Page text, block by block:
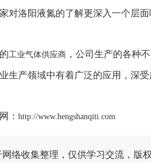
洛阳液氮的了解更深入一个层面
工业气体供应商 ，公司生产的各种
生产领域中有着广泛的应用，深
： http://www.hengshanqiti.com
络收集整理，仅供学习交流，版